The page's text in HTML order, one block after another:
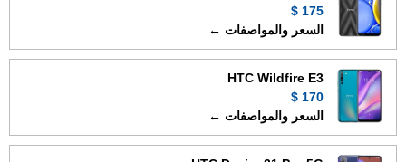
175 $
السعر والمواصفات ←
HTC Wildfire E3
170 $
السعر والمواصفات ←